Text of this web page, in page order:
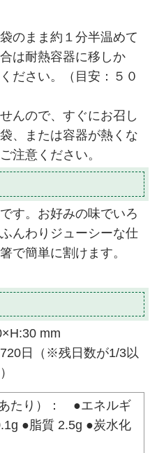
のまま約１分半温めて
は耐熱容器に移しか
ださい。（目安：５０
んので、すぐにお召し
、または容器が熱くな
注意ください。
す。お好みの味でいろ
んわりジューシーな仕
で簡単に割けます。
mm
日（※残日数が1/3以
たり）： ●エネルギ
●脂質 2.5g ●炭水化